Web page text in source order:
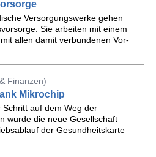
Versorgungswerke gehen
Sie arbeiten mit einem
allen damit verbundenen Vor-
Finanzen)
Mikrochip
auf dem Weg der
wurde die neue Gesellschaft
der Gesundheitskarte